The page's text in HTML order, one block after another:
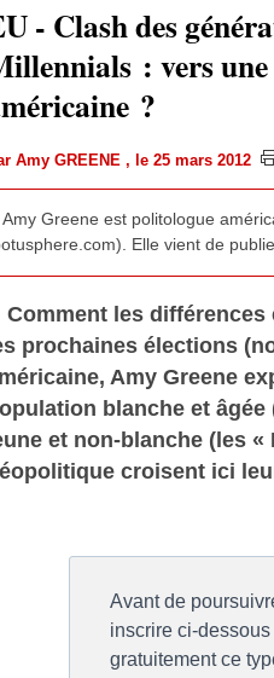
- Clash des
: vers
?
Amy GREENE , le 25 mars 2012
Amy Greene est politologue
Elle vient de
Comment les
prochaines élections
Amy Greene
blanche et
et non-blanche (les
croisent ici